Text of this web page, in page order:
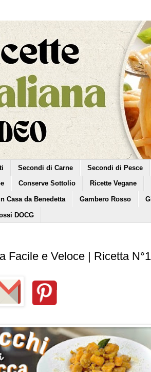
Secondi di Carne Secondi di Pesce
Conserve Sottolio Ricette Vegane
Casa da Benedetta Gambero Rosso
DOCG
Facile e Veloce | Ricetta